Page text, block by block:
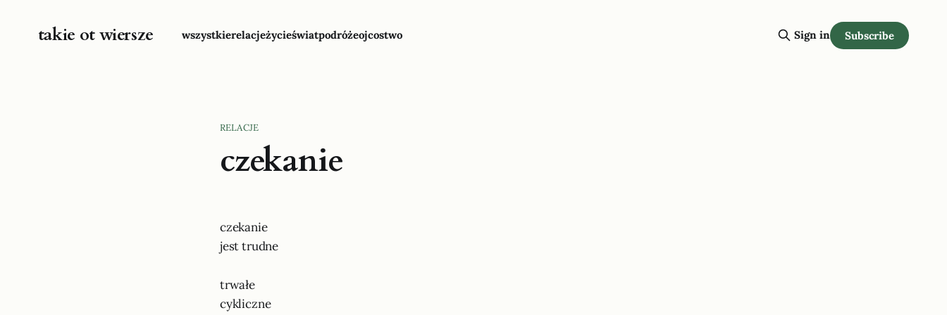
takie ot wiersze wszystkierelacjeżycieświatpodróżeojcostwo Sign in Subscribe
RELACJE
czekanie
czekanie
jest trudne
trwałe
cykliczne